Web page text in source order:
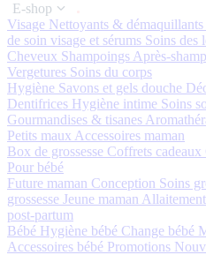
E-shop
Visage Nettoyants & démaquillants
de soin visage et sérums Soins des
Cheveux Shampoings Après-
Vergetures Soins du corps
Hygiène Savons et gels douche
Dentifrices Hygiène intime Soins
Gourmandises & tisanes
Petits maux Accessoires maman
Box de grossesse Coffrets cadeaux
Pour bébé
Future maman Conception Soins
grossesse Jeune maman Allaitement
post-partum
Bébé Hygiène bébé Change bébé
Accessoires bébé Promotions